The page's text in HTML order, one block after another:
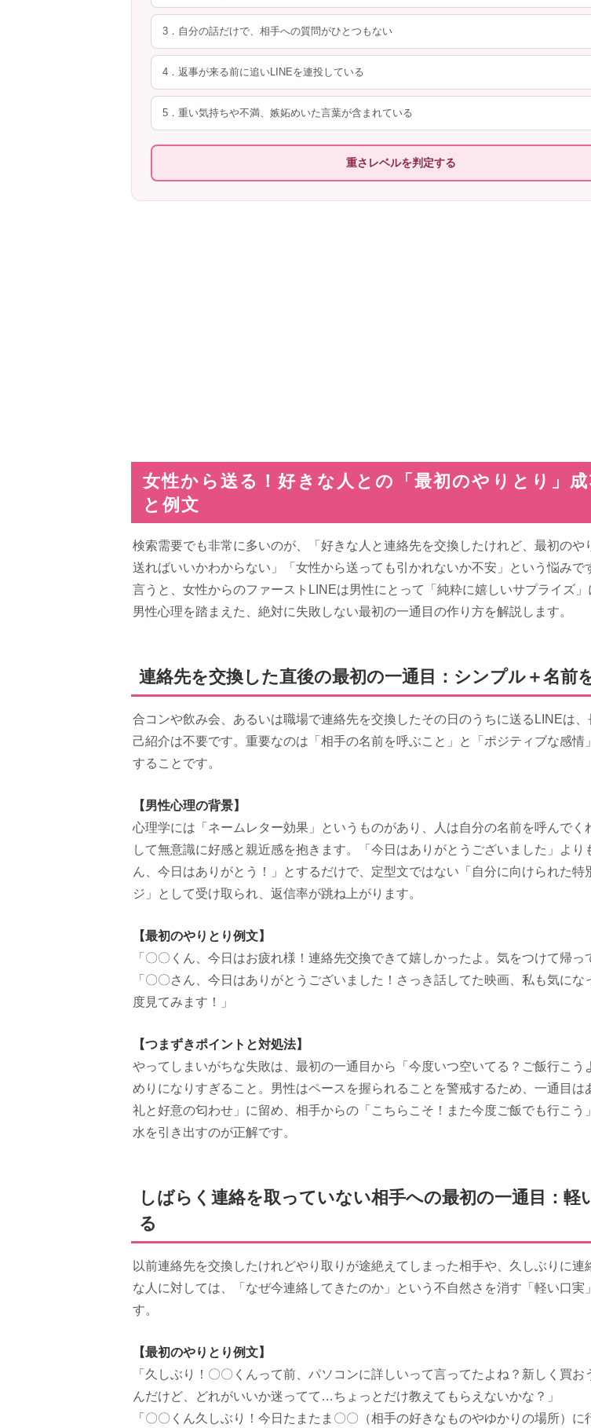
3．自分の話だけで、相手への質問がひとつもない
4．返事が来る前に追いLINEを連投している
5．重い気持ちや不満、嫉妬めいた言葉が含まれている
重さレベルを判定する
女性から送る！好きな人との「最初のやりとり」
と例文
検索需要でも非常に多いのが、「好きな人と連絡先を交換したけれど、最初のや
送ればいいかわからない」「女性から送っても引かれないか不安」という悩みで
言うと、女性からのファーストLINEは男性にとって「純粋に嬉しいサプライズ」
男性心理を踏まえた、絶対に失敗しない最初の一通目の作り方を解説します。
連絡先を交換した直後の最初の一通目：シンプル＋名前
合コンや飲み会、あるいは職場で連絡先を交換したその日のうちに送るLINEは、
己紹介は不要です。重要なのは「相手の名前を呼ぶこと」と「ポジティブな感情
することです。
【男性心理の背景】
心理学には「ネームレター効果」というものがあり、人は自分の名前を呼んでく
して無意識に好感と親近感を抱きます。「今日はありがとうございました」より
ん、今日はありがとう！」とするだけで、定型文ではない「自分に向けられた特
ジ」として受け取られ、返信率が跳ね上がります。
【最初のやりとり例文】
「〇〇くん、今日はお疲れ様！連絡先交換できて嬉しかったよ。気をつけて帰っ
「〇〇さん、今日はありがとうございました！さっき話してた映画、私も気にな
度見てみます！」
【つまずきポイントと対処法】
やってしまいがちな失敗は、最初の一通目から「今度いつ空いてる？ご飯行こう
めりになりすぎること。男性はペースを握られることを警戒するため、一通目は
礼と好意の匂わせ」に留め、相手からの「こちらこそ！また今度ご飯でも行こう
水を引き出すのが正解です。
しばらく連絡を取っていない相手への最初の一通目：軽
る
以前連絡先を交換したけれどやり取りが途絶えてしまった相手や、久しぶりに連
な人に対しては、「なぜ今連絡してきたのか」という不自然さを消す「軽い口実
す。
【最初のやりとり例文】
「久しぶり！〇〇くんって前、パソコンに詳しいって言ってたよね？新しく買お
んだけど、どれがいいか迷ってて…ちょっとだけ教えてもらえないかな？」
「〇〇くん久しぶり！今日たまたま〇〇（相手の好きなものやゆかりの場所）に